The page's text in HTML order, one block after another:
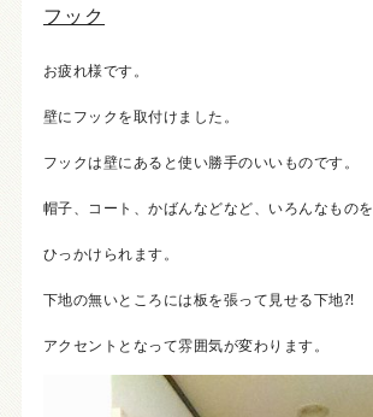
フック
お疲れ様です。
壁にフックを取付けました。
フックは壁にあると使い勝手のいいものです。
帽子、コート、かばんなどなど、いろんなものを
ひっかけられます。
下地の無いところには板を張って見せる下地⁈
アクセントとなって雰囲気が変わります。